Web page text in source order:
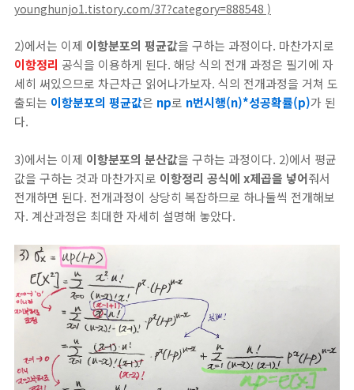
younghunjo1.tistory.com/37?category=888548 )
2)에서는 이제 이항분포의 평균값을 구하는 과정이다. 마찬가지로
이항정리 공식을 이용하게 된다. 해당 식의 전개 과정은 필기에 자
세히 써있으므로 차근차근 읽어나가보자. 식의 전개과정을 거쳐 도
출되는 이항분포의 평균값은 np로 n번시행(n)*성공확률(p)가 된
다.
3)에서는 이제 이항분포의 분산값을 구하는 과정이다. 2)에서 평균
값을 구하는 것과 마찬가지로 이항정리 공식에 x제곱을 넣어줘서
전개하면 된다. 전개과정이 상당히 복잡하므로 하나둘씩 전개해보
자. 계산과정은 최대한 자세히 설명해 놓았다.